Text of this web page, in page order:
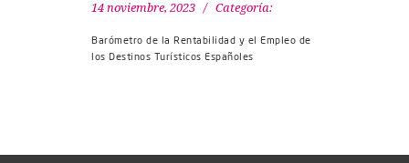
14 noviembre, 2023 Categoría:
Barómetro de la Rentabilidad y el Empleo de
los Destinos Turísticos Españoles